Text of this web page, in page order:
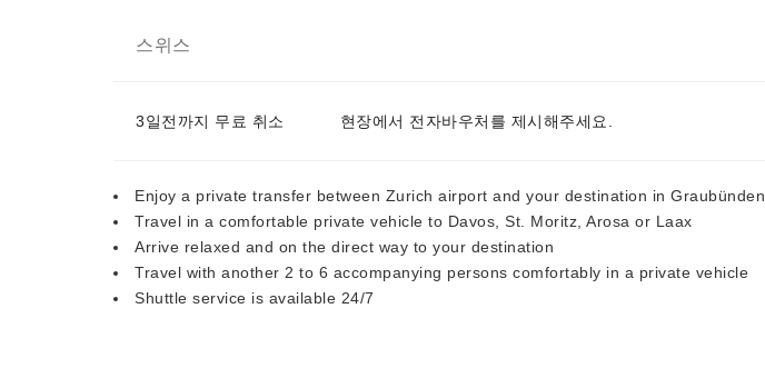
스위스
3일전까지 무료 취소 현장에서 전자바우처를 제시해주세요.
Enjoy a private transfer between Zurich airport and your destination in Graubünden
Travel in a comfortable private vehicle to Davos, St. Moritz, Arosa or Laax
Arrive relaxed and on the direct way to your destination
Travel with another 2 to 6 accompanying persons comfortably in a private vehicle
Shuttle service is available 24/7